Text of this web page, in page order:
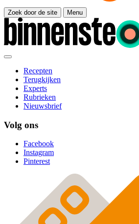
Zoek door de site Menu
Recepten
Terugkijken
Experts
Rubrieken
Nieuwsbrief
Volg ons
Facebook
Instagram
Pinterest